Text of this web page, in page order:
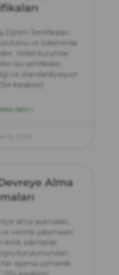
Eğitim Sertifikaları,
ve bakımında
Yetkili kurumlar
bu sertifikalar,
ve standardizasyon
karakter)
OKU »
Alma
alma aşamaları,
verimli çalışmasını
kritik adımlardır.
kurulumundan
aşama uzmanlık